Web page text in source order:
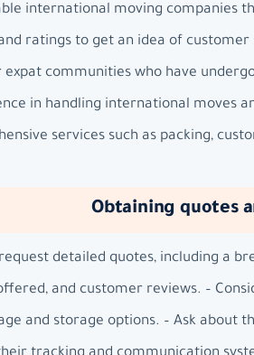
international moving companies
ratings to get an idea of
communities who have
in handling international moves
services such as packing,
Obtaining quotes
detailed quotes, including a
and customer reviews. –
and storage options. – Ask about